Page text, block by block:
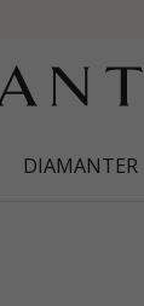
DIAMANTER